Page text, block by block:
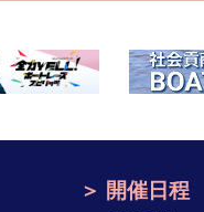
開催日程